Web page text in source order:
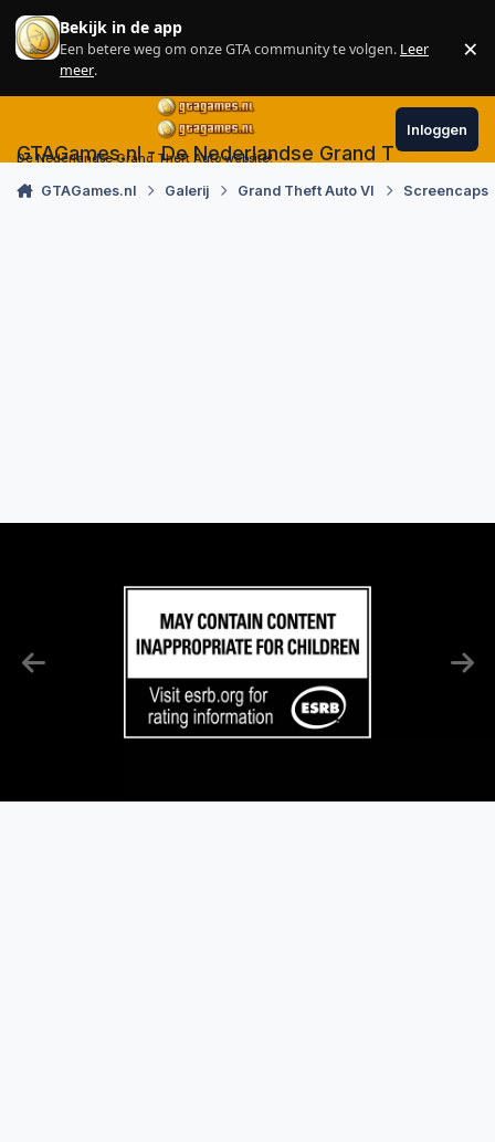
Skip to content
Bekijk in de app
Een betere weg om onze GTA community te volgen. Leer
meer.
×
GTAGames.nl - De Nederlandse Grand Theft Auto
De Nederlandse Grand Theft Auto website!
Inloggen
GTAGames.nl Galerij Grand Theft Auto VI Screencaps